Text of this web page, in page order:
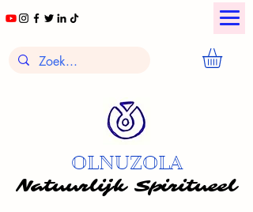
OLNUZOLA
Natuurlijk Spiritueel
Natuurlijk Spiritueel